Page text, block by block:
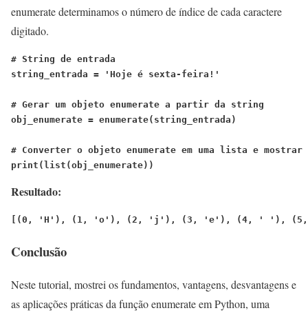
enumerate determinamos o número de índice de cada caractere
digitado.
# String de entrada
string_entrada = 'Hoje é sexta-feira!'
# Gerar um objeto enumerate a partir da string
obj_enumerate = enumerate(string_entrada)
# Converter o objeto enumerate em uma lista e
print(list(obj_enumerate))
Resultado:
[(0, 'H'), (1, 'o'), (2, 'j'), (3, 'e'), (4, ' '),
Conclusão
Neste tutorial, mostrei os fundamentos, vantagens, desvantagens e
as aplicações práticas da função enumerate em Python, uma